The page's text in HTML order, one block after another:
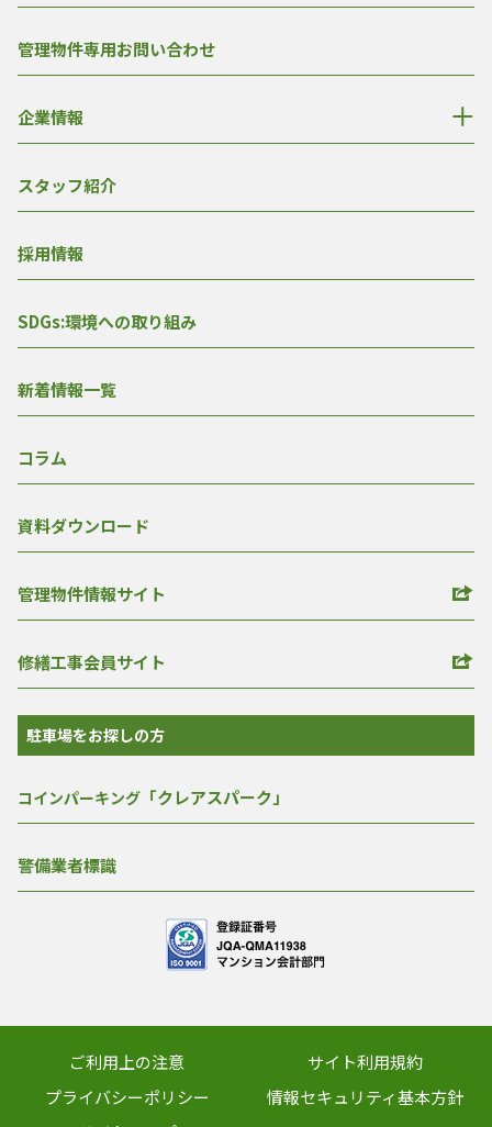
管理物件専用お問い合わせ
企業情報
スタッフ紹介
採用情報
SDGs:環境への取り組み
新着情報一覧
コラム
資料ダウンロード
管理物件情報サイト
修繕工事会員サイト
駐車場をお探しの方
コインパーキング 「クレアスパーク」
警備業者標識
ご利用上の注意
サイト利用規約
プライバシーポリシー
情報セキュリティ基本方針